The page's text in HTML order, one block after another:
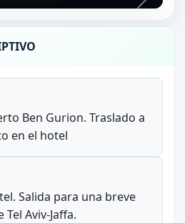
Ben Gurion. Traslado a
en el hotel
Salida para una breve
Aviv-Jaffa.